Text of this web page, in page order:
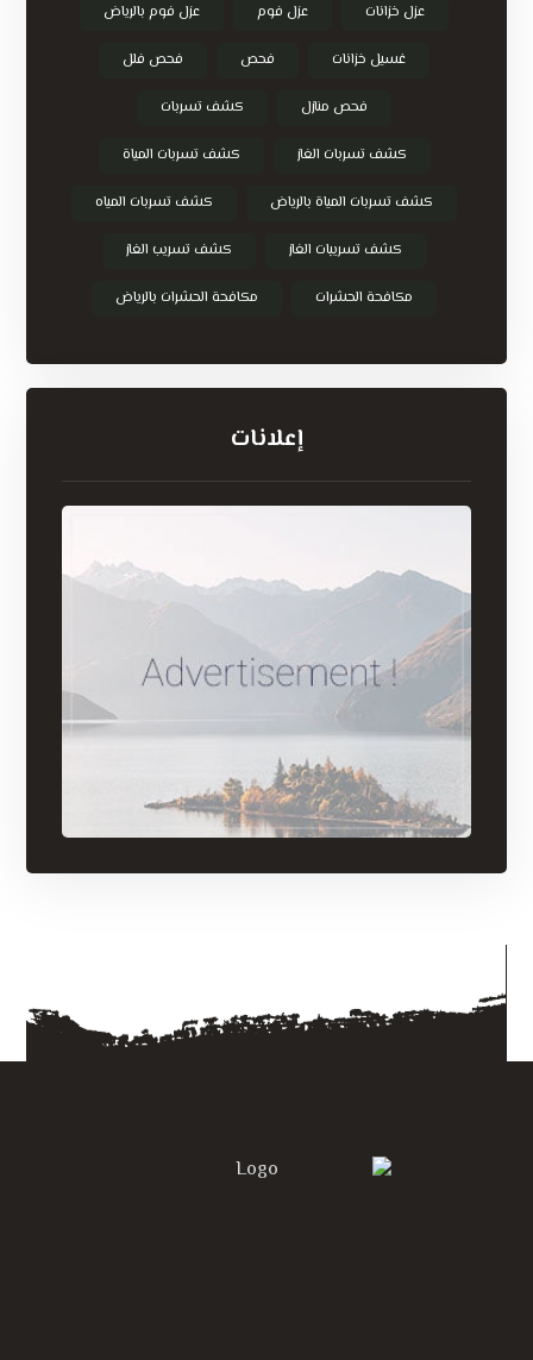
عزل خزانات عزل فوم عزل فوم بالرياض
غسيل خزانات فحص فحص فلل
فحص منازل كشف تسربات
كشف تسربات الغاز كشف تسربات المياة
كشف تسربات المياة بالرياض كشف تسربات المياه
كشف تسريبات الغاز كشف تسريب الغاز
مكافحة الحشرات مكافحة الحشرات بالرياض
إعلانات